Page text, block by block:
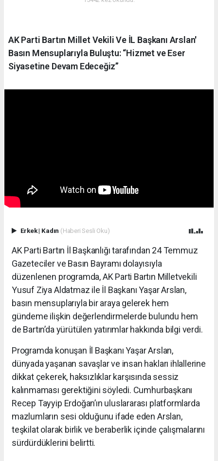
AK Parti Bartın Millet Vekili Ve İL Başkanı Arslan'
Basın Mensuplarıyla Buluştu: “Hizmet ve Eser
Siyasetine Devam Edeceğiz”
Erkek| Kadın (Haberi Sesli Oku)
AK Parti Bartın İl Başkanlığı tarafından 24 Temmuz
Gazeteciler ve Basın Bayramı dolayısıyla
düzenlenen programda, AK Parti Bartın Milletvekili
Yusuf Ziya Aldatmaz ile İl Başkanı Yaşar Arslan,
basın mensuplarıyla bir araya gelerek hem
gündeme ilişkin değerlendirmelerde bulundu hem
de Bartın’da yürütülen yatırımlar hakkında bilgi verdi.
Programda konuşan İl Başkanı Yaşar Arslan,
dünyada yaşanan savaşlar ve insan hakları ihlallerine
dikkat çekerek, haksızlıklar karşısında sessiz
kalınmaması gerektiğini söyledi. Cumhurbaşkanı
Recep Tayyip Erdoğan’ın uluslararası platformlarda
mazlumların sesi olduğunu ifade eden Arslan,
teşkilat olarak birlik ve beraberlik içinde çalışmalarını
sürdürdüklerini belirtti.